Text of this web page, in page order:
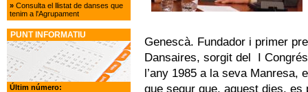
Genescà. Fundador i primer
Dansaires, sorgit del I
l’any 1985 a la seva
que segur que, aquest dies,
»Consulta el llistat de danses que
tenim a l'Agrupament
PUNT INFORMATIU
Últim número: